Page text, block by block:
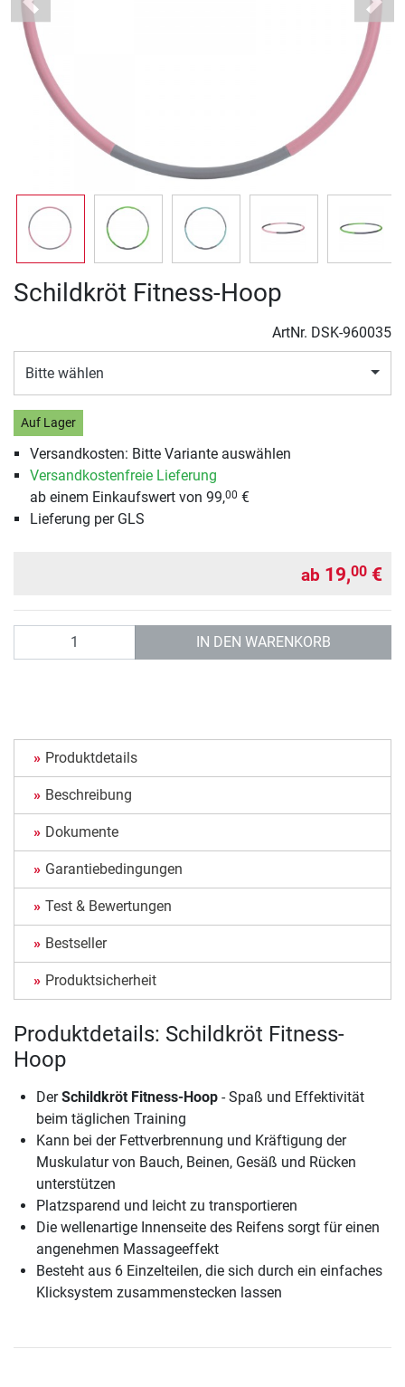
Previous Next
Schildkröt Fitness-Hoop
ArtNr. DSK-960035
Bitte wählen
Auf Lager
Versandkosten: Bitte Variante auswählen
Versandkostenfreie Lieferung
ab einem Einkaufswert von 99,00 €
Lieferung per GLS
ab 19,00 €
IN DEN WARENKORB
Produktdetails
Beschreibung
Dokumente
Garantiebedingungen
Test & Bewertungen
Bestseller
Produktsicherheit
Produktdetails: Schildkröt Fitness-
Hoop
DerSchildkröt Fitness-Hoop - Spaß und Effektivität
beim täglichen Training
Kann bei der Fettverbrennung und Kräftigung der
Muskulatur von Bauch, Beinen, Gesäß und Rücken
unterstützen
Platzsparend und leicht zu transportieren
Die wellenartige Innenseite des Reifens sorgt für einen
angenehmen Massageeffekt
Besteht aus 6 Einzelteilen, die sich durch ein einfaches
Klicksystem zusammenstecken lassen